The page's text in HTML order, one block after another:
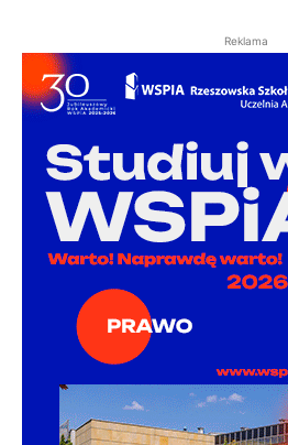
Reklama